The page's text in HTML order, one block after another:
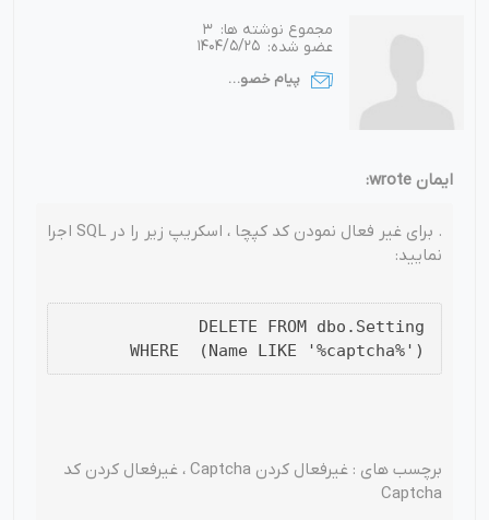
مجموع نوشته ها: 3
عضو شده: 1404/5/25
پیام خصوصی
ایمان wrote:
. برای غیر فعال نمودن کد کپچا ، اسکریپ زیر را در SQL اجرا
نمایید:
DELETE FROM dbo.Setting
WHERE (Name LIKE '%captcha%')
برچسب های : غیرفعال کردن Captcha ، غیرفعال کردن کد
Captcha